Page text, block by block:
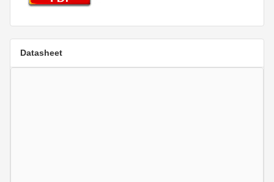
Datasheet